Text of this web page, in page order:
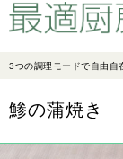
3つの調理モードで自由自
鯵の蒲焼き